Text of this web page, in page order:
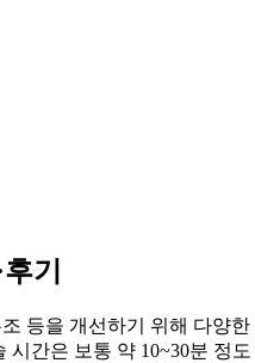
기
등을 개선하기 위해 다양한
간은 보통 약 10~30분 정도